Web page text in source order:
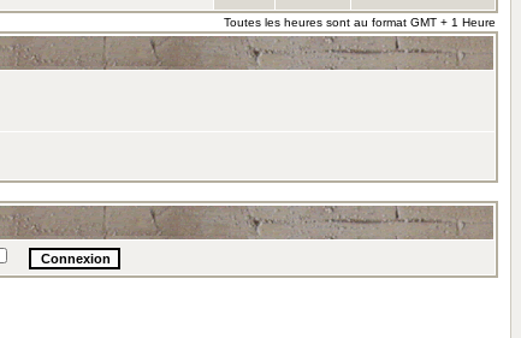
Toutes les heures sont au format GMT + 1 Heure